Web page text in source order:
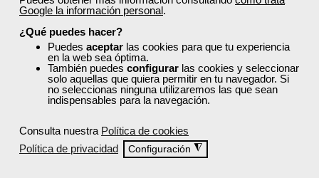
Google la información personal.
¿Qué puedes hacer?
Puedes aceptar las cookies para que tu experiencia
en la web sea óptima.
También puedes configurar las cookies y seleccionar
solo aquellas que quiera permitir en tu navegador. Si
no seleccionas ninguna utilizaremos las que sean
indispensables para la navegación.
Consulta nuestra Política de cookies
Política de privacidad
Configuración ◮
perfil.
Iniciar sesión